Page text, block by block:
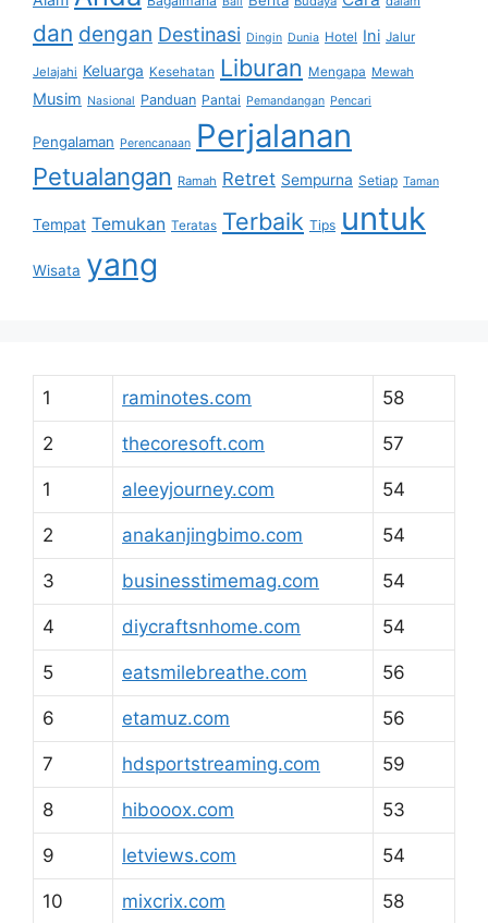
dan dengan Destinasi Dingin Dunia Hotel Ini Jalur
Jelajahi Keluarga Kesehatan Liburan Mengapa Mewah
Musim Nasional Panduan Pantai Pemandangan Pencari
Pengalaman Perencanaan Perjalanan
Petualangan Ramah Retret Sempurna Setiap Taman
Tempat Temukan Teratas Terbaik Tips untuk
Wisata yang
1 raminotes.com 58
2 thecoresoft.com 57
1 aleeyjourney.com 54
2 anakanjingbimo.com 54
3 businesstimemag.com 54
4 diycraftsnhome.com 54
5 eatsmilebreathe.com 56
6 etamuz.com 56
7 hdsportstreaming.com 59
8 hibooox.com 53
9 letviews.com 54
10 mixcrix.com 58